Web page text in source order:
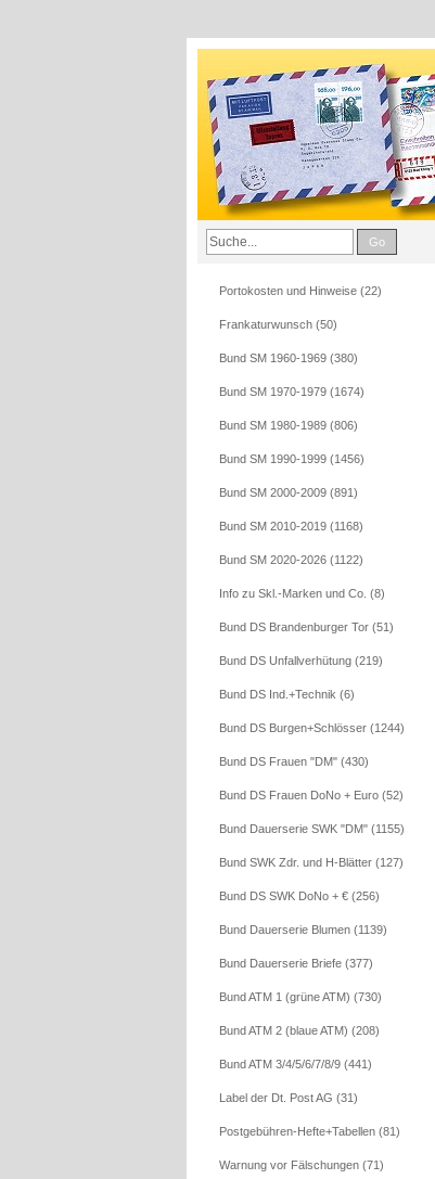
Go
Portokosten und Hinweise (22)
Frankaturwunsch (50)
Bund SM 1960-1969 (380)
Bund SM 1970-1979 (1674)
Bund SM 1980-1989 (806)
Bund SM 1990-1999 (1456)
Bund SM 2000-2009 (891)
Bund SM 2010-2019 (1168)
Bund SM 2020-2026 (1122)
Info zu Skl.-Marken und Co. (8)
Bund DS Brandenburger Tor (51)
Bund DS Unfallverhütung (219)
Bund DS Ind.+Technik (6)
Bund DS Burgen+Schlösser (1244)
Bund DS Frauen "DM" (430)
Bund DS Frauen DoNo + Euro (52)
Bund Dauerserie SWK "DM" (1155)
Bund SWK Zdr. und H-Blätter (127)
Bund DS SWK DoNo + € (256)
Bund Dauerserie Blumen (1139)
Bund Dauerserie Briefe (377)
Bund ATM 1 (grüne ATM) (730)
Bund ATM 2 (blaue ATM) (208)
Bund ATM 3/4/5/6/7/8/9 (441)
Label der Dt. Post AG (31)
Postgebühren-Hefte+Tabellen (81)
Warnung vor Fälschungen (71)